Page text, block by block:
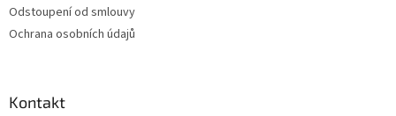
Odstoupení od smlouvy
Ochrana osobních údajů
Kontakt